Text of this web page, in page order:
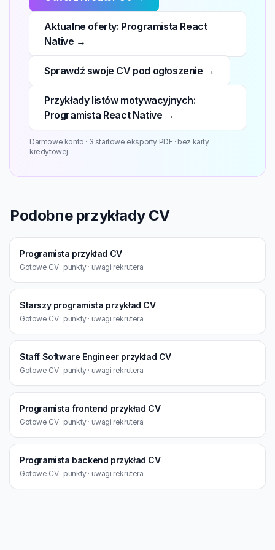
Aktualne oferty: Programista React
Native →
Sprawdź swoje CV pod ogłoszenie →
Przykłady listów motywacyjnych:
Programista React Native →
Darmowe konto · 3 startowe eksporty PDF · bez karty
kredytowej.
Podobne przykłady CV
Programista przykład CV
Gotowe CV · punkty · uwagi rekrutera
Starszy programista przykład CV
Gotowe CV · punkty · uwagi rekrutera
Staff Software Engineer przykład CV
Gotowe CV · punkty · uwagi rekrutera
Programista frontend przykład CV
Gotowe CV · punkty · uwagi rekrutera
Programista backend przykład CV
Gotowe CV · punkty · uwagi rekrutera